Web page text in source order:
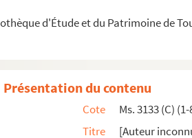
d'Étude et du Patrimoine de
Mgr le comte de Périgord son frère. Paris le
de Cipières.
Présentation du contenu
Cote
Ms. 3133 (C) (1-
Titre
[Auteur